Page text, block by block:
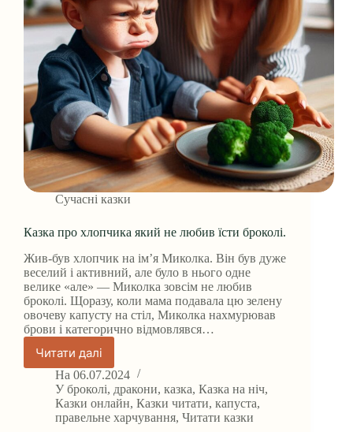
Сучасні казки
Казка про хлопчика який не любив їсти броколі.
Жив-був хлопчик на ім’я Миколка. Він був дуже
веселий і активний, але було в нього одне
велике «але» — Миколка зовсім не любив
броколі. Щоразу, коли мама подавала цю зелену
овочеву капусту на стіл, Миколка нахмурював
брови і категорично відмовлявся…
Читати далі
Казка
про
хлопчика
який
не
На 06.07.2024
У броколі, дракони,казка,Казка на ніч,
Казки онлайн, Казки читати, капуста,
правельне харчування, Читати казки